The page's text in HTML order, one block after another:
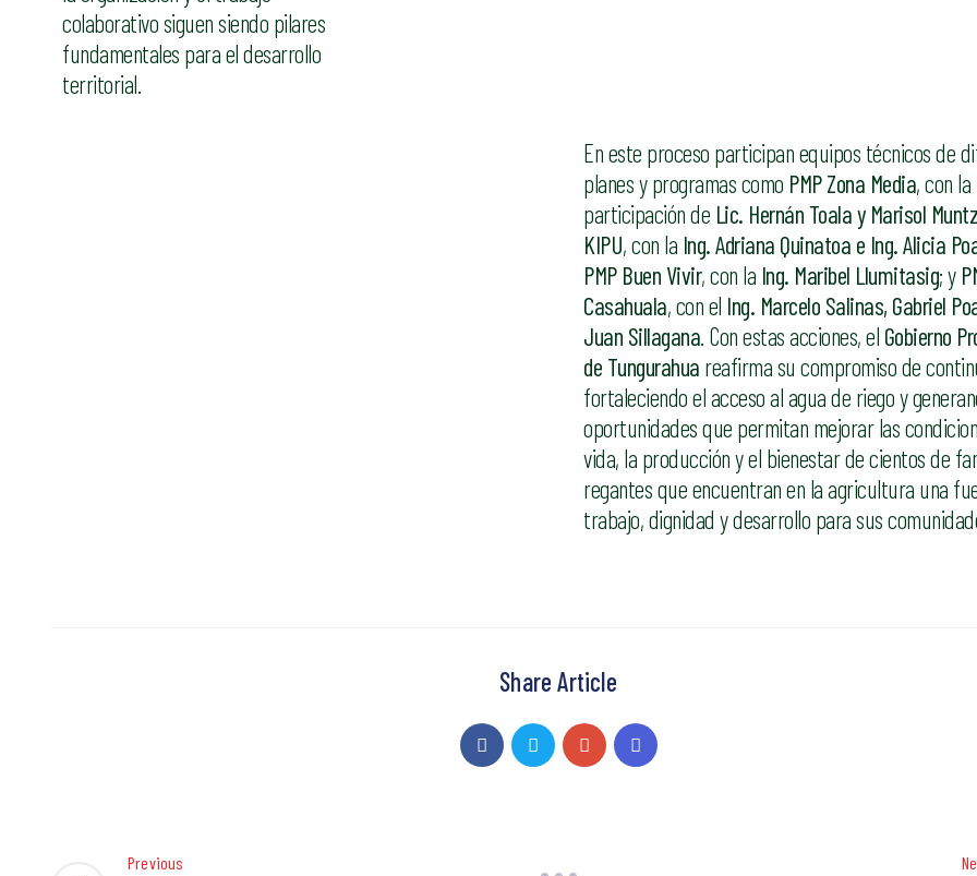
colaborativo siguen siendo pilares
fundamentales para el desarrollo
territorial.
En este proceso participan equipos técnicos de
planes y programas como PMP Zona Media, con la
participación de Lic. Hernán Toala y Marisol
KIPU, con la Ing. Adriana Quinatoa e Ing. Alicia
PMP Buen Vivir, con la Ing. Maribel Llumitasig; y
Casahuala, con el Ing. Marcelo Salinas, Gabriel
Juan Sillagana. Con estas acciones, el Gobierno
de Tungurahua reafirma su compromiso de
fortaleciendo el acceso al agua de riego y
oportunidades que permitan mejorar las
vida, la producción y el bienestar de cientos de
regantes que encuentran en la agricultura una
trabajo, dignidad y desarrollo para sus
Share Article
Previous